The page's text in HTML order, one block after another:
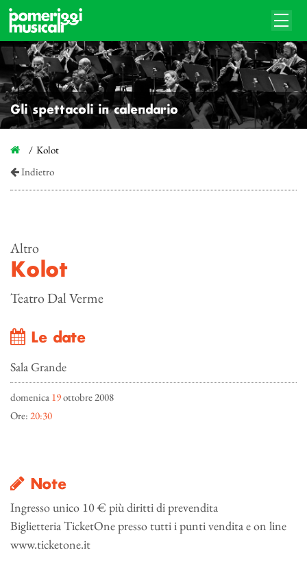
Gli spettacoli in calendario
Kolot
Indietro
Altro
Kolot
Teatro Dal Verme
Le date
Sala Grande
domenica 19ottobre 2008
Ore: 20:30
Note
Ingresso unico 10 € più diritti di prevendita
Biglietteria TicketOne presso tutti i punti vendita e on line
www.ticketone.it